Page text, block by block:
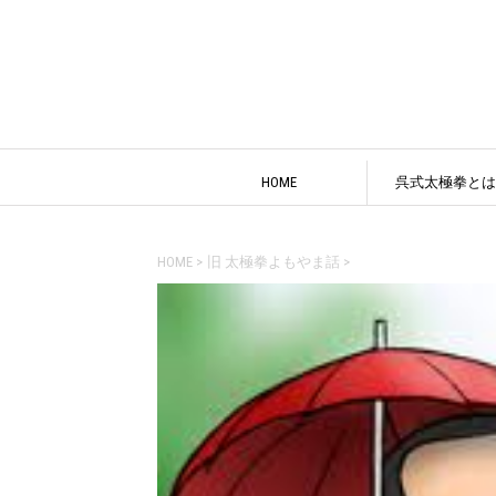
HOME 呉式太極拳と
HOME > 旧 太極拳よもやま話 >